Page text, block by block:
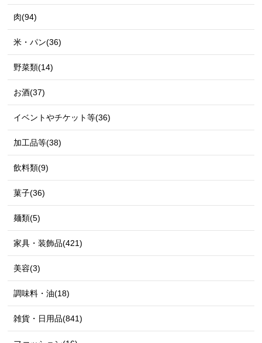
肉(94)
米・パン(36)
野菜類(14)
お酒(37)
イベントやチケット等(36)
加工品等(38)
飲料類(9)
菓子(36)
麺類(5)
家具・装飾品(421)
美容(3)
調味料・油(18)
雑貨・日用品(841)